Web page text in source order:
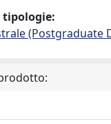
tipologie:
(Postgraduate